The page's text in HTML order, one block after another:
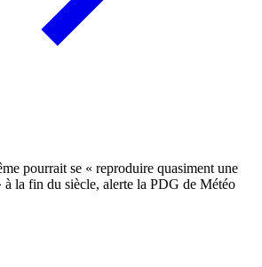
pourrait se « reproduire quasiment une
à la fin du siècle, alerte la PDG de Météo